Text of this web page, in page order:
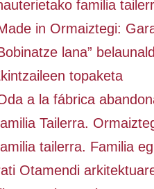
familia
in Ormaiztegi:
lana”
topaketa
a la fábrica
Tailerra.
tailerra. Familia
Otamendi